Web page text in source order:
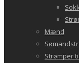
Mænd
Strømper